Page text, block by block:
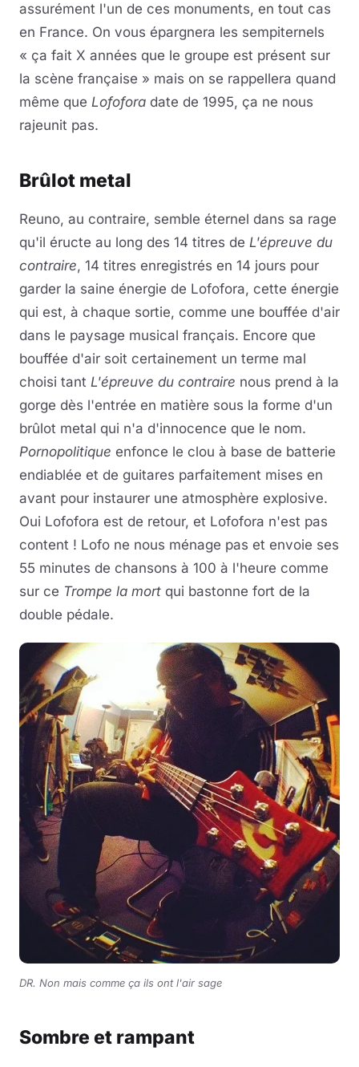
assurément l'un de ces monuments, en tout cas
en France. On vous épargnera les sempiternels
« ça fait X années que le groupe est présent sur
la scène française » mais on se rappellera quand
même que Lofofora date de 1995, ça ne nous
rajeunit pas.
Brûlot metal
Reuno, au contraire, semble éternel dans sa rage
qu'il éructe au long des 14 titres de L'épreuve du
contraire, 14 titres enregistrés en 14 jours pour
garder la saine énergie de Lofofora, cette énergie
qui est, à chaque sortie, comme une bouffée d'air
dans le paysage musical français. Encore que
bouffée d'air soit certainement un terme mal
choisi tant L'épreuve du contraire nous prend à la
gorge dès l'entrée en matière sous la forme d'un
brûlot metal qui n'a d'innocence que le nom.
Pornopolitique enfonce le clou à base de batterie
endiablée et de guitares parfaitement mises en
avant pour instaurer une atmosphère explosive.
Oui Lofofora est de retour, et Lofofora n'est pas
content ! Lofo ne nous ménage pas et envoie ses
55 minutes de chansons à 100 à l'heure comme
sur ce Trompe la mort qui bastonne fort de la
double pédale.
DR. Non mais comme ça ils ont l'air sage
Sombre et rampant